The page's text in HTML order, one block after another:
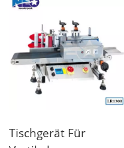
Tischgerät Für